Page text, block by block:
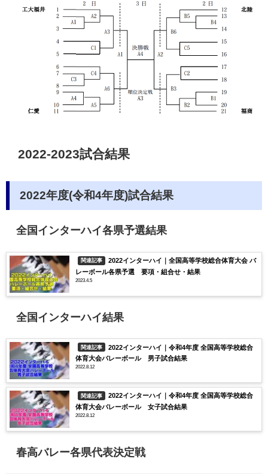
2022-2023試合結果
2022年度(令和4年度)試合結果
全国インターハイ各県予選結果
関連記事
2022インターハイ｜全国高等学校総合体育大会 バ
レーボール各県予選 要項・組合せ・結果
2023.4.5
全国インターハイ結果
関連記事
2022インターハイ｜令和4年度 全国高等学校総合
体育大会バレーボール 男子試合結果
2022.8.12
関連記事
2022インターハイ｜令和4年度 全国高等学校総合
体育大会バレーボール 女子試合結果
2022.8.12
春高バレー各県代表決定戦